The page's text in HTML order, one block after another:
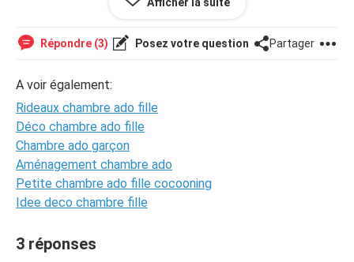
Si vous-pouviez me donner des idées sa serait super !
Merci d'avance
Répondre (3) Posez votre question Partager
A voir également:
Rideaux chambre ado fille
Déco chambre ado fille
Chambre ado garçon
Aménagement chambre ado
Petite chambre ado fille cocooning
Idee deco chambre fille
3 réponses